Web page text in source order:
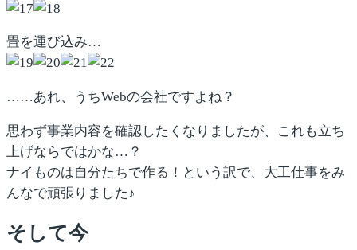
畳を運び込み…
……あれ、うちWebの会社ですよね？
思わず事業内容を確認したくなりましたが、これも立ち
上げならではかな…？
ナイものは自分たちで作る！という訳で、大工仕事をみ
んなで頑張りました♪
そして今